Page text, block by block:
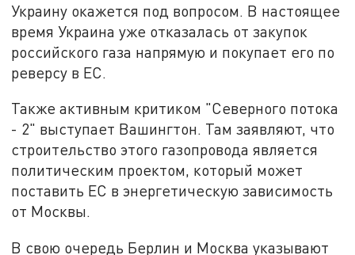
Украину окажется под вопросом. В настоящее
время Украина уже отказалась от закупок
российского газа напрямую и покупает его по
реверсу в ЕС.
Также активным критиком "Северного потока
- 2" выступает Вашингтон. Там заявляют, что
строительство этого газопровода является
политическим проектом, который может
поставить ЕС в энергетическую зависимость
от Москвы.
В свою очередь Берлин и Москва указывают